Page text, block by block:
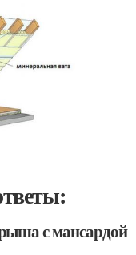
с мансардой